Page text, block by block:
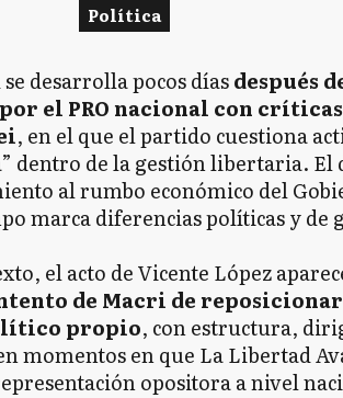
Política
desarrolla pocos díasdespués
el PRO nacional con
, en el que el partido cuestiona
dentro de la gestión libertaria. El
al rumbo económico del
marca diferencias políticas y de
el acto de Vicente López
de Macri de reposicionar
propio, con estructura,
momentos en que La Libertad
opositora a nivel